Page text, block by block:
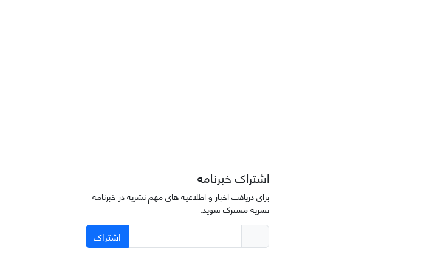
اشتراک خبرنامه
برای دریافت اخبار و اطلاعیه های مهم نشریه در خبرنامه
نشریه مشترک شوید.
اشتراک